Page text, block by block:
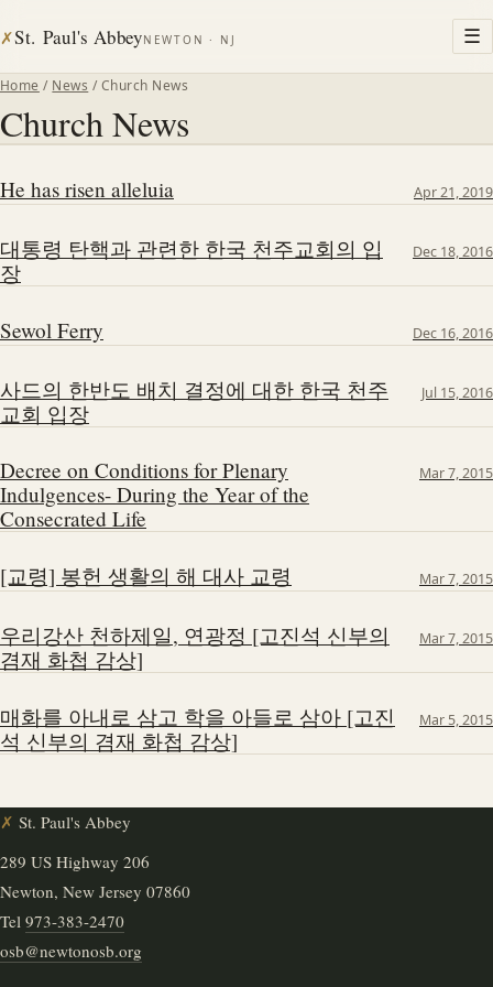
✗St. Paul's AbbeyNEWTON · NJ ☰
Home / News / Church News
Church News
He has risen alleluia Apr 21, 2019
대통령 탄핵과 관련한 한국 천주교회의 입
장
Dec 18, 2016
Sewol Ferry Dec 16, 2016
사드의 한반도 배치 결정에 대한 한국 천주
교회 입장
Jul 15, 2016
Decree on Conditions for Plenary
Indulgences- During the Year of the
Consecrated Life
Mar 7, 2015
[교령] 봉헌 생활의 해 대사 교령 Mar 7, 2015
우리강산 천하제일, 연광정 [고진석 신부의
겸재 화첩 감상]
Mar 7, 2015
매화를 아내로 삼고 학을 아들로 삼아 [고진
석 신부의 겸재 화첩 감상]
Mar 5, 2015
✗ St. Paul's Abbey
289 US Highway 206
Newton, New Jersey 07860
Tel 973-383-2470
osb@newtonosb.org